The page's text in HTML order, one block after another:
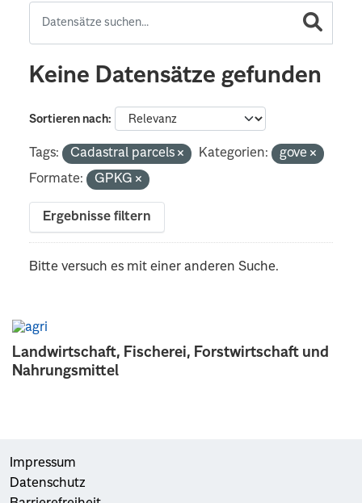
Landwirtschaft, Fischerei, Forstwirtschaft und
Nahrungsmittel
Keine Datensätze gefunden
Sortieren nach
Tags: Cadastral parcels Kategorien:
gove
Formate:
GPKG
Ergebnisse filtern
Bitte versuch es mit einer anderen Suche.
Impressum
Datenschutz